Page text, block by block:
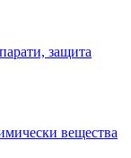
защита
вещества